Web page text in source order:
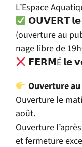
L’Espace
𝗢𝗨𝗩𝗘𝗥𝗧 𝗹𝗲
(ouverture au
nage libre de
𝗙𝗘𝗥𝗠É 𝗹𝗲
Ouverture
Ouverture le
août.
Ouverture
et fermeture